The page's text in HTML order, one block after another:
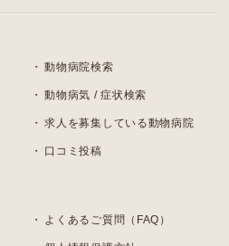
動物病院検索
動物病気 / 症状検索
求人を募集している動物病院
口コミ投稿
よくあるご質問（FAQ）